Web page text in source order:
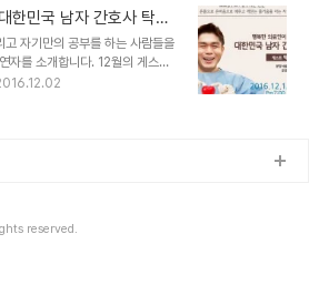
에서 만나요~~..
고 유쾌한 목소리의 소유자 탁간
대병원 로비에서 만났다. 듬직한
있었다. 그런 미소는 살뜰히 환
았다. 행복한 의료인으로서 살고
로 사는 이야기를 들어보았다. Q.
민국 남자 간호사 탁종
자기만의 공부를 하는 사람들을
자를 소개합니다. 12월의 게스트
분이 만나고 싶어하던 사람 1위
고 하는데요, 이번 강의시간에 설
비하고 있어요. 12..
reserved.